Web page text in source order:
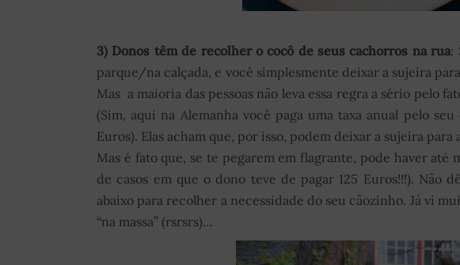
3) Donos têm de recolher o cocô de seus cachorros na rua:
parque/na calçada, e você simplesmente deixar a sujeira
Mas a maioria das pessoas não leva essa regra a sério pelo
(Sim, aqui na Alemanha você paga uma taxa anual pelo
Euros). Elas acham que, por isso, podem deixar a sujeira
Mas é fato que, se te pegarem em flagrante, pode haver até
de casos em que o dono teve de pagar 125 Euros!!!). Não
abaixo para recolher a necessidade do seu cãozinho. Já vi
“na massa” (rsrsrs)…